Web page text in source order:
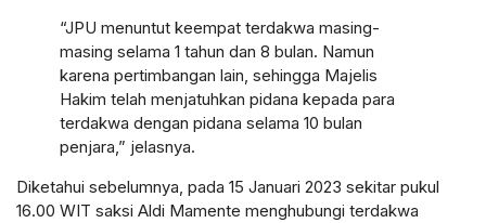
“JPU menuntut keempat terdakwa masing-
masing selama 1 tahun dan 8 bulan. Namun
karena pertimbangan lain, sehingga Majelis
Hakim telah menjatuhkan pidana kepada para
terdakwa dengan pidana selama 10 bulan
penjara,” jelasnya.
Diketahui sebelumnya, pada 15 Januari 2023 sekitar pukul
16.00 WIT saksi Aldi Mamente menghubungi terdakwa